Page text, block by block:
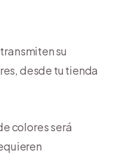
su
desde tu tienda
colores será